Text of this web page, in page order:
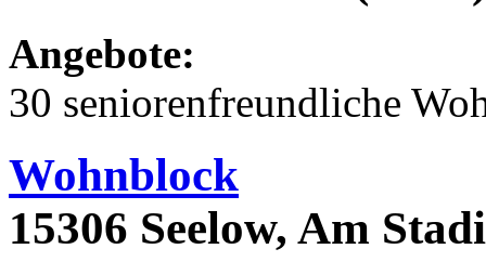
Angebote:
30 seniorenfreundliche
Wohnblock
15306 Seelow, Am